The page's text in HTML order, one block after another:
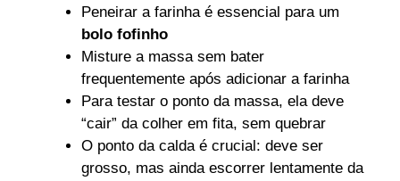
Peneirar a farinha é essencial para um
bolo fofinho
Misture a massa sem bater
frequentemente após adicionar a farinha
Para testar o ponto da massa, ela deve
“cair” da colher em fita, sem quebrar
O ponto da calda é crucial: deve ser
grosso, mas ainda escorrer lentamente da